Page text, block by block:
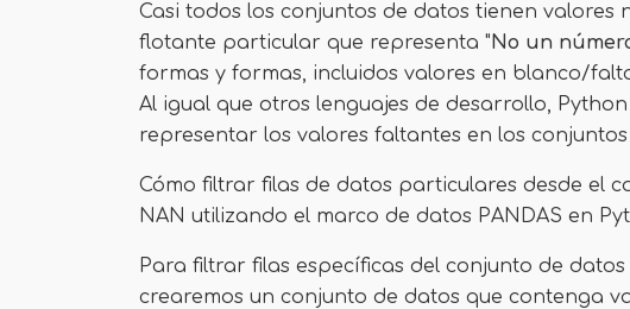
Casi todos los conjuntos de datos tienen valores
flotante particular que representa "No un
formas y formas, incluidos valores en blanco/
Al igual que otros lenguajes de desarrollo,
representar los valores faltantes en los
Cómo filtrar filas de datos particulares desde el
NAN utilizando el marco de datos PANDAS en
Para filtrar filas específicas del conjunto de
crearemos un conjunto de datos que contenga